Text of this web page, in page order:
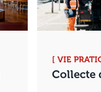
[ VIE
Collecte